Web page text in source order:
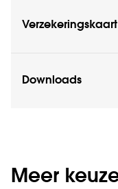
Verzekeringskaart
Downloads
Meer